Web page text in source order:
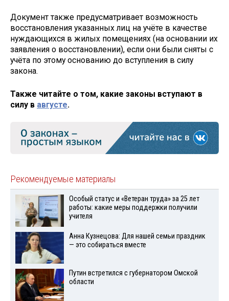
Документ также предусматривает возможность
восстановления указанных лиц на учёте в качестве
нуждающихся в жилых помещениях (на основании их
заявления о восстановлении), если они были сняты с
учёта по этому основанию до вступления в силу
закона.
Также читайте о том, какие законы вступают в
силу в августе.
Рекомендуемые материалы
Особый статус и «Ветеран труда» за 25 лет
работы: какие меры поддержки получили
учителя
Анна Кузнецова: Для нашей семьи праздник
— это собираться вместе
Путин встретился с губернатором Омской
области